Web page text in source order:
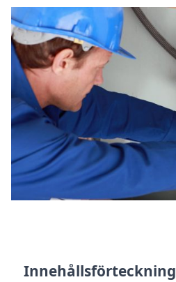
Innehållsförteckning